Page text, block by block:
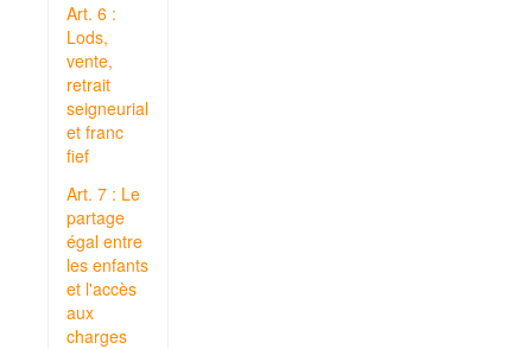
Art. 6 :
Lods,
vente,
retrait
seigneurial
et franc
fief
Art. 7 : Le
partage
égal entre
les enfants
et l'accès
aux
charges